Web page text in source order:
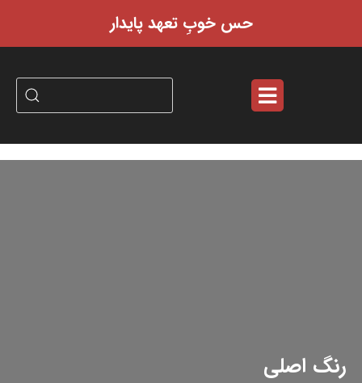
حس خوبِ تعهد پایدار
رنگ اصلی